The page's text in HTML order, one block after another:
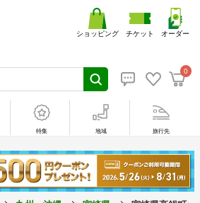
0
ショッピング チケット オーダー
特集 地域 旅行先